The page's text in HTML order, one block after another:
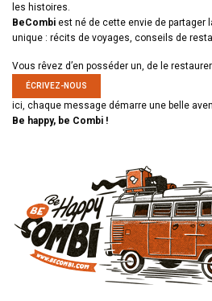
les histoires.
BeCombi est né de cette envie de partager
unique : récits de voyages, conseils de
Vous rêvez d’en posséder un, de le
ÉCRIVEZ-NOUS
ici, chaque message démarre une belle
Be happy, be Combi !